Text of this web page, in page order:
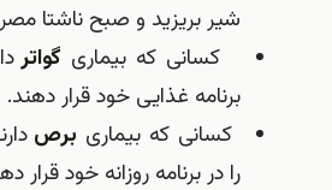
شیر بریزید و صبح ناشتا مصرف كنید
كسانی كه بیماریگواتردارند
برنامه غذایی خود قرار دهند.
كسانی كه بیماریبرصدارند
را در برنامه روزانه خود قرار دهند.